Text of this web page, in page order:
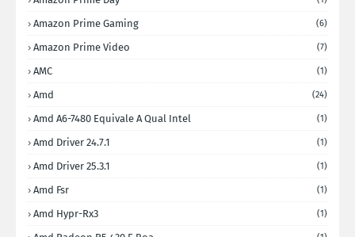
Amazon Prime Gaming (6)
Amazon Prime Video (7)
AMC (1)
Amd (24)
Amd A6-7480 Equivale A Qual Intel (1)
Amd Driver 24.7.1 (1)
Amd Driver 25.3.1 (1)
Amd Fsr (1)
Amd Hypr-Rx3 (1)